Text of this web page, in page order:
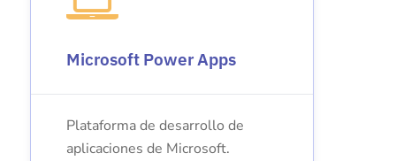
Microsoft Power Apps
Plataforma de desarrollo de
aplicaciones de Microsoft.